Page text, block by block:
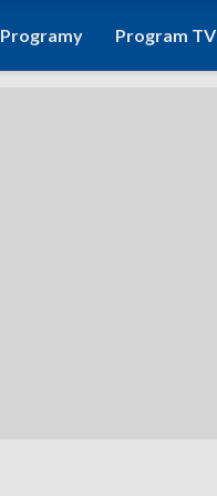
Programy Program TV